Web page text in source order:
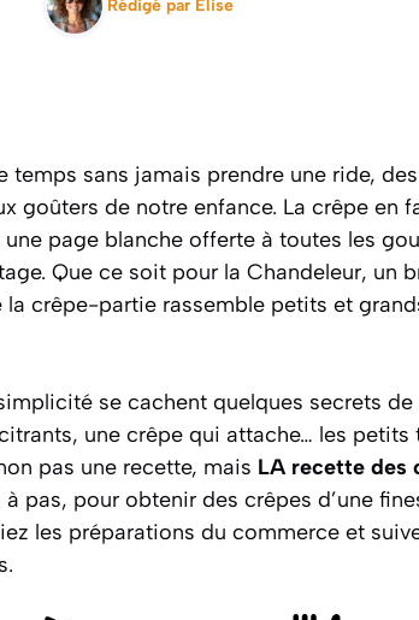
Rédigé par Elise
temps sans jamais prendre une ride,
goûters de notre enfance. La crêpe en
page blanche offerte à toutes les
Que ce soit pour la Chandeleur, un
crêpe-partie rassemble petits et
se cachent quelques secrets
une crêpe qui attache… les petits
pas une recette, mais LA recette des
pas, pour obtenir des crêpes d’une
les préparations du commerce et